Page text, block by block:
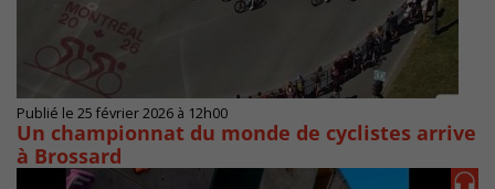
Publié le 25 février 2026 à 12h00
Un championnat du monde de cyclistes arrive
à Brossard